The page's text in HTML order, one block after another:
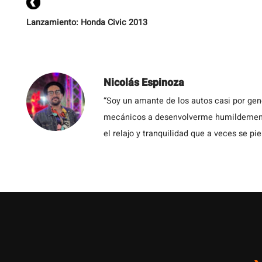
Lanzamiento: Honda Civic 2013
Nicolás Espinoza
“Soy un amante de los autos casi por
mecánicos a desenvolverme
el relajo y tranquilidad que a veces se